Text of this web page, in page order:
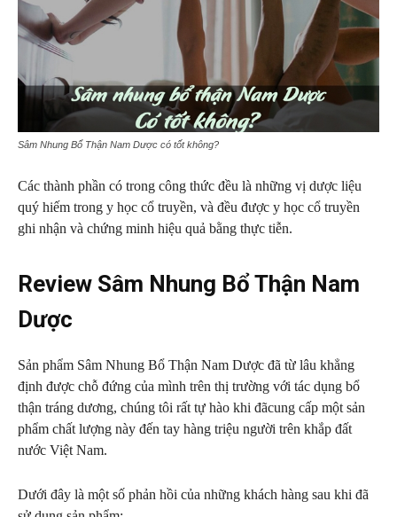
Sâm Nhung Bổ Thận Nam Dược có tốt không?
Các thành phần có trong công thức đều là những vị dược liệu
quý hiếm trong y học cổ truyền, và đều được y học cổ truyền
ghi nhận và chứng minh hiệu quả bằng thực tiễn.
Review Sâm Nhung Bổ Thận Nam
Dược
Sản phẩm Sâm Nhung Bổ Thận Nam Dược đã từ lâu khẳng
định được chỗ đứng của mình trên thị trường với tác dụng bổ
thận tráng dương, chúng tôi rất tự hào khi đãcung cấp một sản
phẩm chất lượng này đến tay hàng triệu người trên khắp đất
nước Việt Nam.
Dưới đây là một số phản hồi của những khách hàng sau khi đã